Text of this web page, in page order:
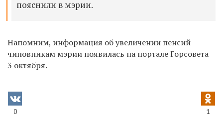
пояснили в мэрии.
Напомним, информация об увеличении пенсий
чиновникам мэрии появилась на портале Горсовета
3 октября.
0 1